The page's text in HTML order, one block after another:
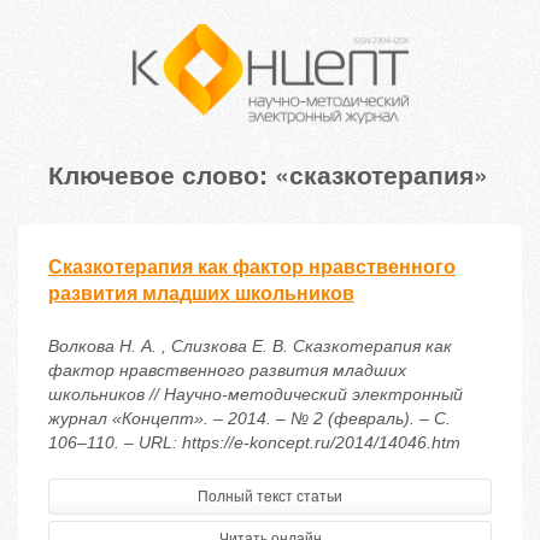
Ключевое слово: «сказкотерапия»
Сказкотерапия как фактор нравственного
развития младших школьников
Волкова Н. А. , Слизкова Е. В. Сказкотерапия как
фактор нравственного развития младших
школьников // Научно-методический электронный
журнал «Концепт». – 2014. – № 2 (февраль). – С.
106–110. – URL: https://e-koncept.ru/2014/14046.htm
Полный текст статьи